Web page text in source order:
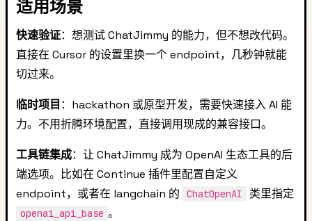
适用场景
快速验证：想测试 ChatJimmy 的能力，但不想改代码。
直接在 Cursor 的设置里换一个 endpoint，几秒钟就能
切过来。
临时项目 ：hackathon 或原型开发，需要快速接入 AI 能
力。不用折腾环境配置，直接调用现成的兼容接口。
工具链集成：让 ChatJimmy 成为 OpenAI 生态工具的后
端选项。比如在 Continue 插件里配置自定义
endpoint，或者在 langchain 的
ChatOpenAI 类里指定
openai_api_base 。